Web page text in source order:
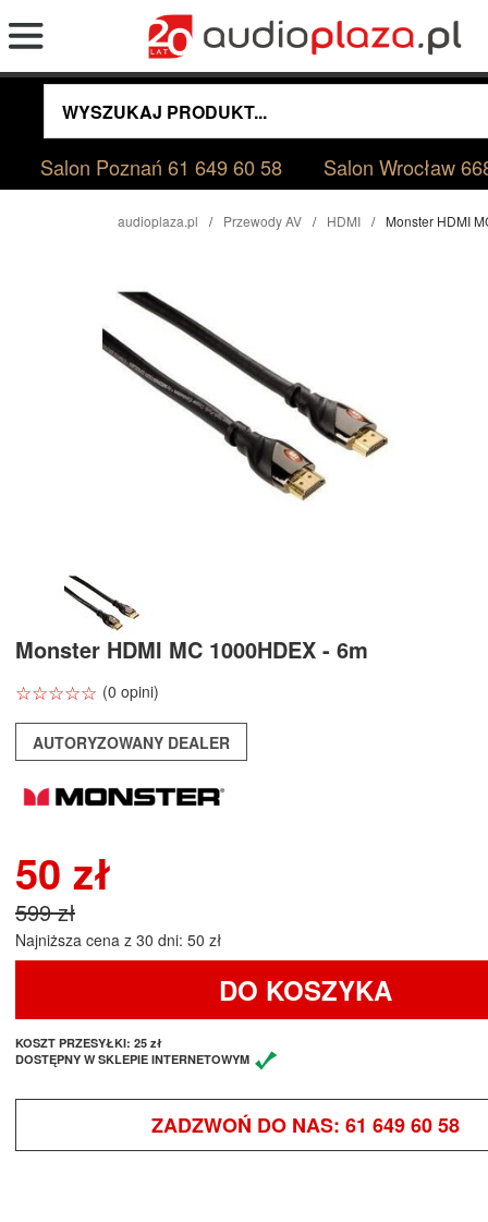
Salon Poznań61 649 60 58 Salon Wrocław
audioplaza.pl Przewody AV HDMI Monster HDMI
Monster HDMI MC 1000HDEX - 6m
☆☆☆☆☆
★★★★★ (0 opini)
AUTORYZOWANY DEALER
50 zł
599 zł
Najniższa cena z 30 dni: 50 zł
DO KOSZYKA
KOSZT PRZESYŁKI: 25 zł
DOSTĘPNY W SKLEPIE INTERNETOWYM
ZADZWOŃ DO NAS: 61 649 60 58